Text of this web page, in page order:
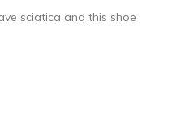
sciatica and this shoe